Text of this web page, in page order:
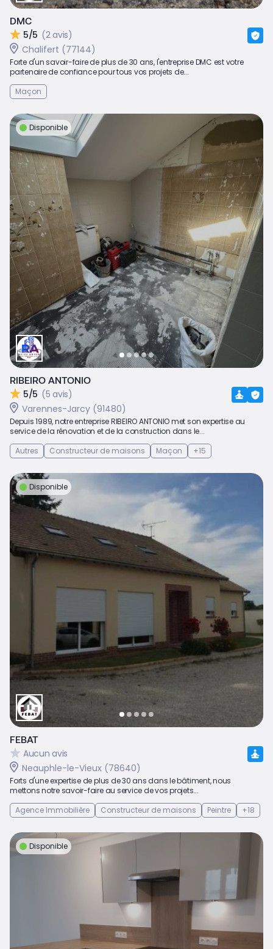
DMC
5/5 (2 avis)
Chalifert (77144)
Forte d'un savoir-faire de plus de 30 ans, l'entreprise DMC est votre
partenaire de confiance pour tous vos projets de...
Maçon
Disponible
RIBEIRO ANTONIO
5/5 (5 avis)
Varennes-Jarcy (91480)
Depuis 1989, notre entreprise RIBEIRO ANTONIO met son expertise au
service de la rénovation et de la construction dans le...
Autres
Constructeur de maisons Maçon +15
Disponible
FEBAT
Aucun avis
Neauphle-le-Vieux (78640)
Forts d'une expertise de plus de 30 ans dans le bâtiment, nous
mettons notre savoir-faire au service de vos projets...
Agence Immobilière
Constructeur de maisons Peintre +18
Disponible